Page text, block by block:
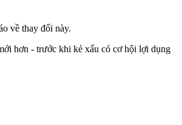
về thay đổi này.
hơn - trước khi kẻ xấu có cơ hội lợi dụng